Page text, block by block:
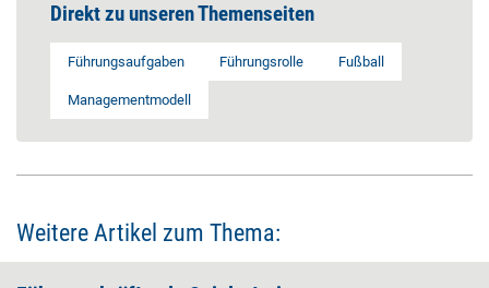
Direkt zu unseren Themenseiten
Führungsaufgaben Führungsrolle Fußball
Managementmodell
Weitere Artikel zum Thema: